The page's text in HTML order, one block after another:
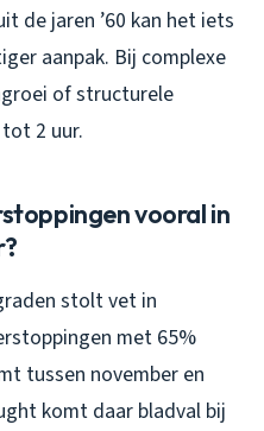
de jaren ’60 kan het iets
aanpak. Bij complexe
of structurele
2 uur.
vooral in
stolt vet in
met 65%
tussen november en
komt daar bladval bij